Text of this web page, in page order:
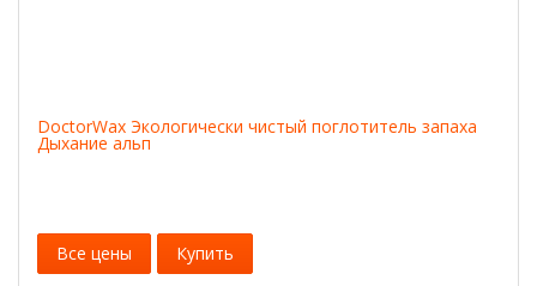
DoctorWax Экологически чистый поглотитель запаха
Дыхание альп
Все цены Купить